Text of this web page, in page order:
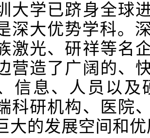
大学已跻身全球
深大优势学科。
激光、研祥等名
营造了广阔的、
信息、人员以
科研机构、医院
大的发展空间和